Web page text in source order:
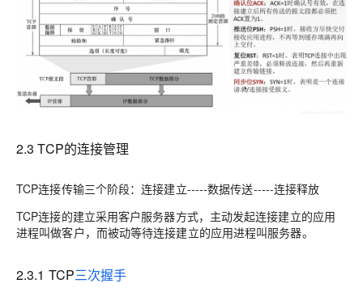
2.3 TCP的连接管理
TCP连接传输三个阶段：连接建立-----数据传送-----连接释放
TCP连接的建立采用客户服务器方式，主动发起连接建立的应用
进程叫做客户，而被动等待连接建立的应用进程叫服务器。
2.3.1 TCP三次握手